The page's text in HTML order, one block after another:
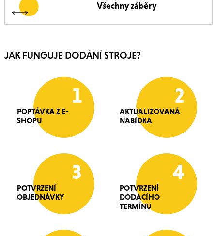
Všechny záběry
JAK FUNGUJE DODÁNÍ STROJE?
1
POPTÁVKA Z E-
SHOPU
2
AKTUALIZOVANÁ
NABÍDKA
3
POTVRZENÍ
OBJEDNÁVKY
4
POTVRZENÍ
DODACÍHO
TERMÍNU